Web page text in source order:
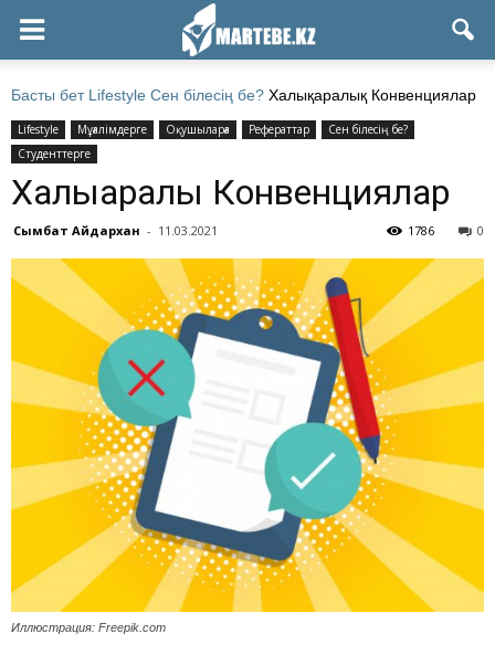
Басты бет Lifestyle Сен білесің бе? Халықаралық Конвенциялар
Lifestyle Мұғалімдерге Оқушыларға Рефераттар
Сен білесің бе?
Студенттерге
Халықаралық Конвенциялар
Сымбат Айдархан - 11.03.2021 0
1786
Иллюстрация: Freepik.com